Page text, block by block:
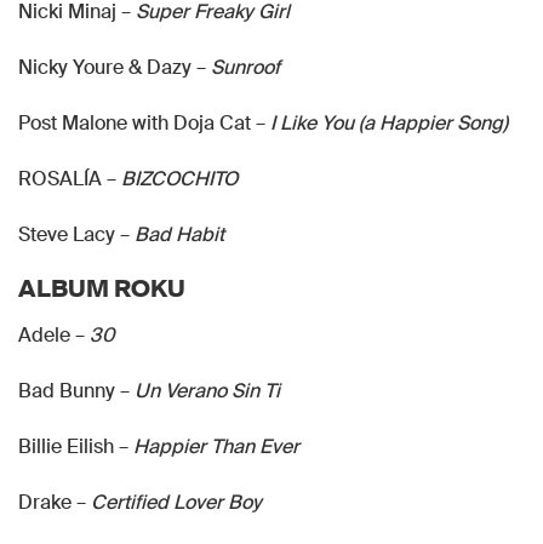
Nicki Minaj – Super Freaky Girl
Nicky Youre & Dazy – Sunroof
Post Malone with Doja Cat – I Like You (a Happier Song)
ROSALÍA – BIZCOCHITO
Steve Lacy – Bad Habit
ALBUM ROKU
Adele – 30
Bad Bunny – Un Verano Sin Ti
Billie Eilish – Happier Than Ever
Drake – Certified Lover Boy